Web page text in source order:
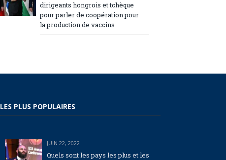
dirigeants hongrois et tchèque
pour parler de coopération pour
la production de vaccins
LES PLUS POPULAIRES
JUIN 22, 2022
Quels sont les pays les plus et les